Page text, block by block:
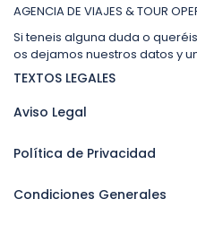
AGENCIA DE VIAJES & TOUR
Si teneis alguna duda o
os dejamos nuestros datos y
TEXTOS LEGALES
Aviso Legal
Política de Privacidad
Condiciones Generales